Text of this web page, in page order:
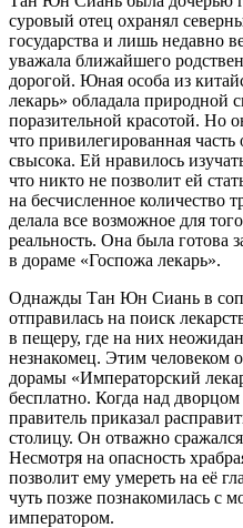
суровый отец охранял
государства и лишь недавно
уважала ближайшего
дорогой. Юная особа из
лекарь» обладала
поразительной красотой. Но
что привилегированная
свысока. Ей нравилось
что никто не позволит ей
на бесчисленное количество
делала все возможное для
реальность. Она была готова
в дораме «Госпожа лекарь».
Однажды Тан Юн Сиань в
отправилась на поиск
в пещеру, где на них
незнакомец. Этим человеком
дорамы «Императорский
бесплатно. Когда над дворцом
правитель приказал
столицу. Он отважно
Несмотря на опасность
позволит ему умереть на её
чуть позже познакомилась с
императором.